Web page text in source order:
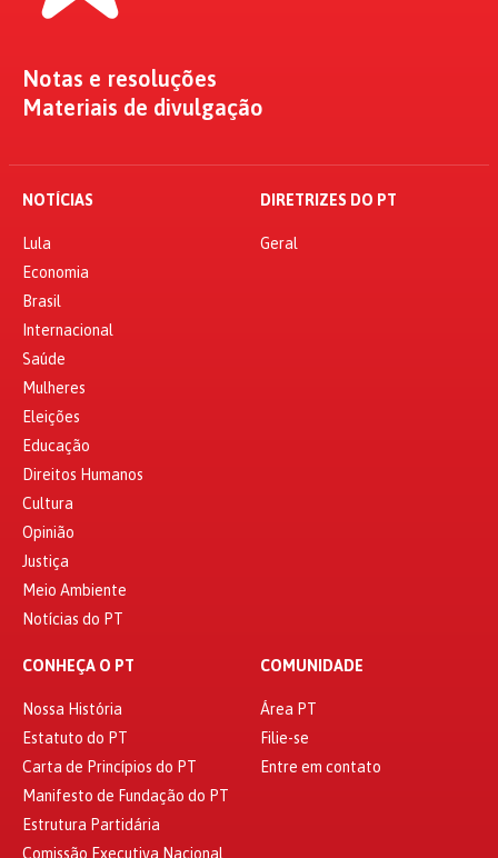
Notas e resoluções
Materiais de divulgação
NOTÍCIAS
Lula
Economia
Brasil
Internacional
Saúde
Mulheres
Eleições
Educação
Direitos Humanos
Cultura
Opinião
Justiça
Meio Ambiente
Notícias do PT
DIRETRIZES DO PT
Geral
CONHEÇA O PT
Nossa História
Estatuto do PT
Carta de Princípios do PT
Manifesto de Fundação do PT
Estrutura Partidária
Comissão Executiva Nacional
COMUNIDADE
Área PT
Filie-se
Entre em contato